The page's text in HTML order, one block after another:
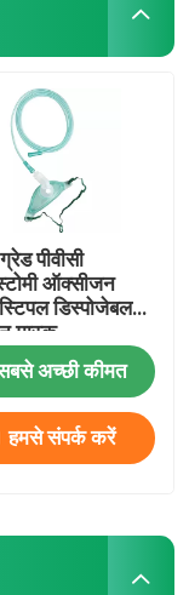
पीवीसी
ऑक्सीजन
डिस्पोजेबल
मास्क
अच्छी कीमत
हमसे संपर्क करें